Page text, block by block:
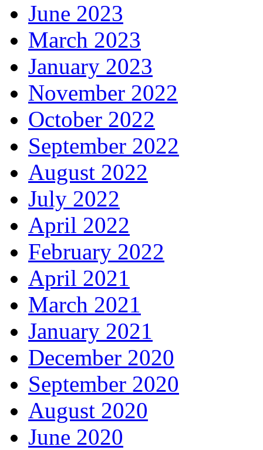
June 2023
March 2023
January 2023
November 2022
October 2022
September 2022
August 2022
July 2022
April 2022
February 2022
April 2021
March 2021
January 2021
December 2020
September 2020
August 2020
June 2020